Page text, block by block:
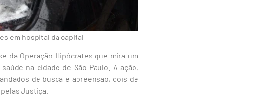
em hospital da capital
da Operação Hipócrates que mira um
na cidade de São Paulo. A ação,
de busca e apreensão, dois de
Justiça.